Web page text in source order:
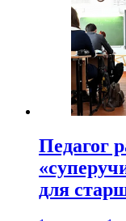
Педагог
для